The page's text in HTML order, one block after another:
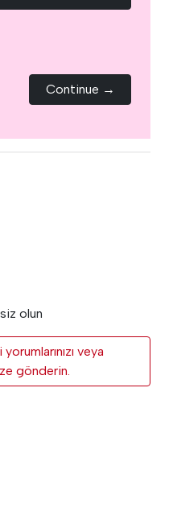
Continue →
olun
veya
gönderin.